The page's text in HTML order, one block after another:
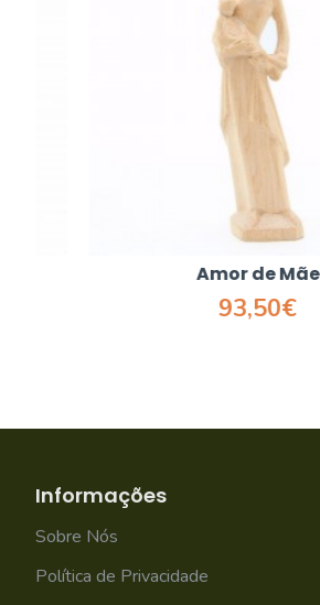
Amor de Mãe
93,50€
Informações
Sobre Nós
Política de Privacidade